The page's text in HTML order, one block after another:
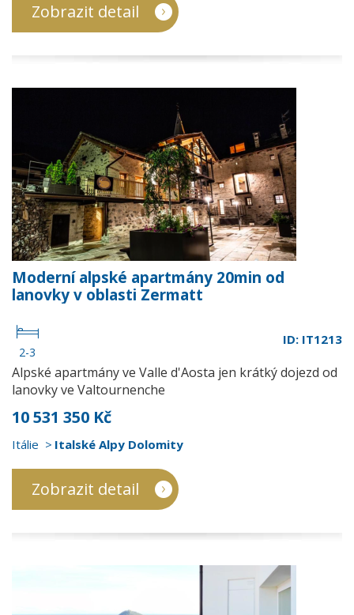
Zobrazit detail
Moderní alpské apartmány 20min od
lanovky v oblasti Zermatt
2-3
ID: IT1213
Alpské apartmány ve Valle d'Aosta jen krátký dojezd od
lanovky ve Valtournenche
10 531 350 Kč
Itálie Italské Alpy Dolomity
Zobrazit detail